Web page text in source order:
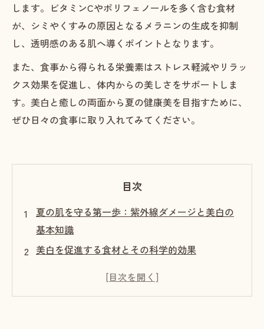
します。ビタミンCやポリフェノールを多く含む食材
が、シミやくすみの原因となるメラニンの生成を抑制
し、透明感のある肌へ導くポイントとなります。
また、食事から得られる栄養素はストレス軽減やリラッ
クス効果を促進し、体内からの美しさをサポートしま
す。美白と癒しの両面から夏の健康美を目指すために、
ぜひ日々の食事に取り入れてみてください。
目次
夏の肌を守る第一歩：紫外線ダメージと美白の
基本知識
美白を促進する食材とその科学的効果
心身の癒しと美白の深い関係性